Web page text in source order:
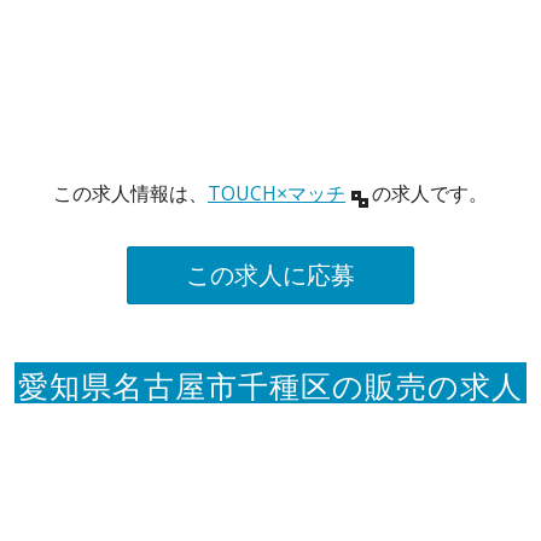
この求人情報は、 TOUCH×マッチ の求人です。
この求人に応募
愛知県名古屋市千種区の販売の求人